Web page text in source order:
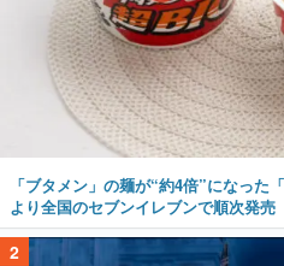
「ブタメン」の麺が“約4倍”になった
より全国のセブンイレブンで順次発売
2